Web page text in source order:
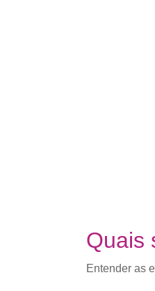
Quais
Entender as